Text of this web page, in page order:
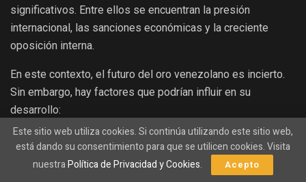
significativos. Entre ellos se encuentran la presión
internacional, las sanciones económicas y la creciente
oposición interna.
En este contexto, el futuro del oro venezolano es incierto.
Sin embargo, hay factores que podrían influir en su
desarrollo:
Relaciones internacionales:Mejorar las relaciones
con otros países podría facilitar la inversión y la
tecnología necesarias para una minería sostenible.
Este sitio web utiliza cookies. Si continúa utilizando este sitio web,
está dando su consentimiento para que se utilicen cookies. Visita
nuestraPolítica de Privacidad y Cookies. Acepto